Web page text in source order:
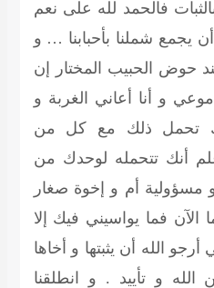
فالحمد لله على نعم
يجمع شملنا بأحبابنا … و
حوض الحبيب المختار إن
و أنا أعاني الغربة و
تحمل ذلك مع كل من
أنك تتحمله لوحدك من
أم و إخوة صغار
الآن فما يواسيني فيك إلا
الله أن يثبتها و أخاها
و تأييد . و انطلقنا